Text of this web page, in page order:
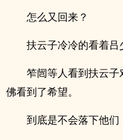
怎么又回来？
扶云子冷冷的看着吕
笮闿等人看到扶云
佛看到了希望。
到底是不会落下他们